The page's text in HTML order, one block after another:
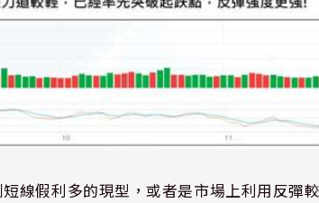
線假利多的現型，或者是市場上利用反彈